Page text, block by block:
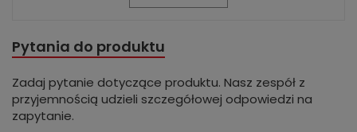
Pytania do produktu
Zadaj pytanie dotyczące produktu. Nasz zespół z
przyjemnością udzieli szczegółowej odpowiedzi na
zapytanie.